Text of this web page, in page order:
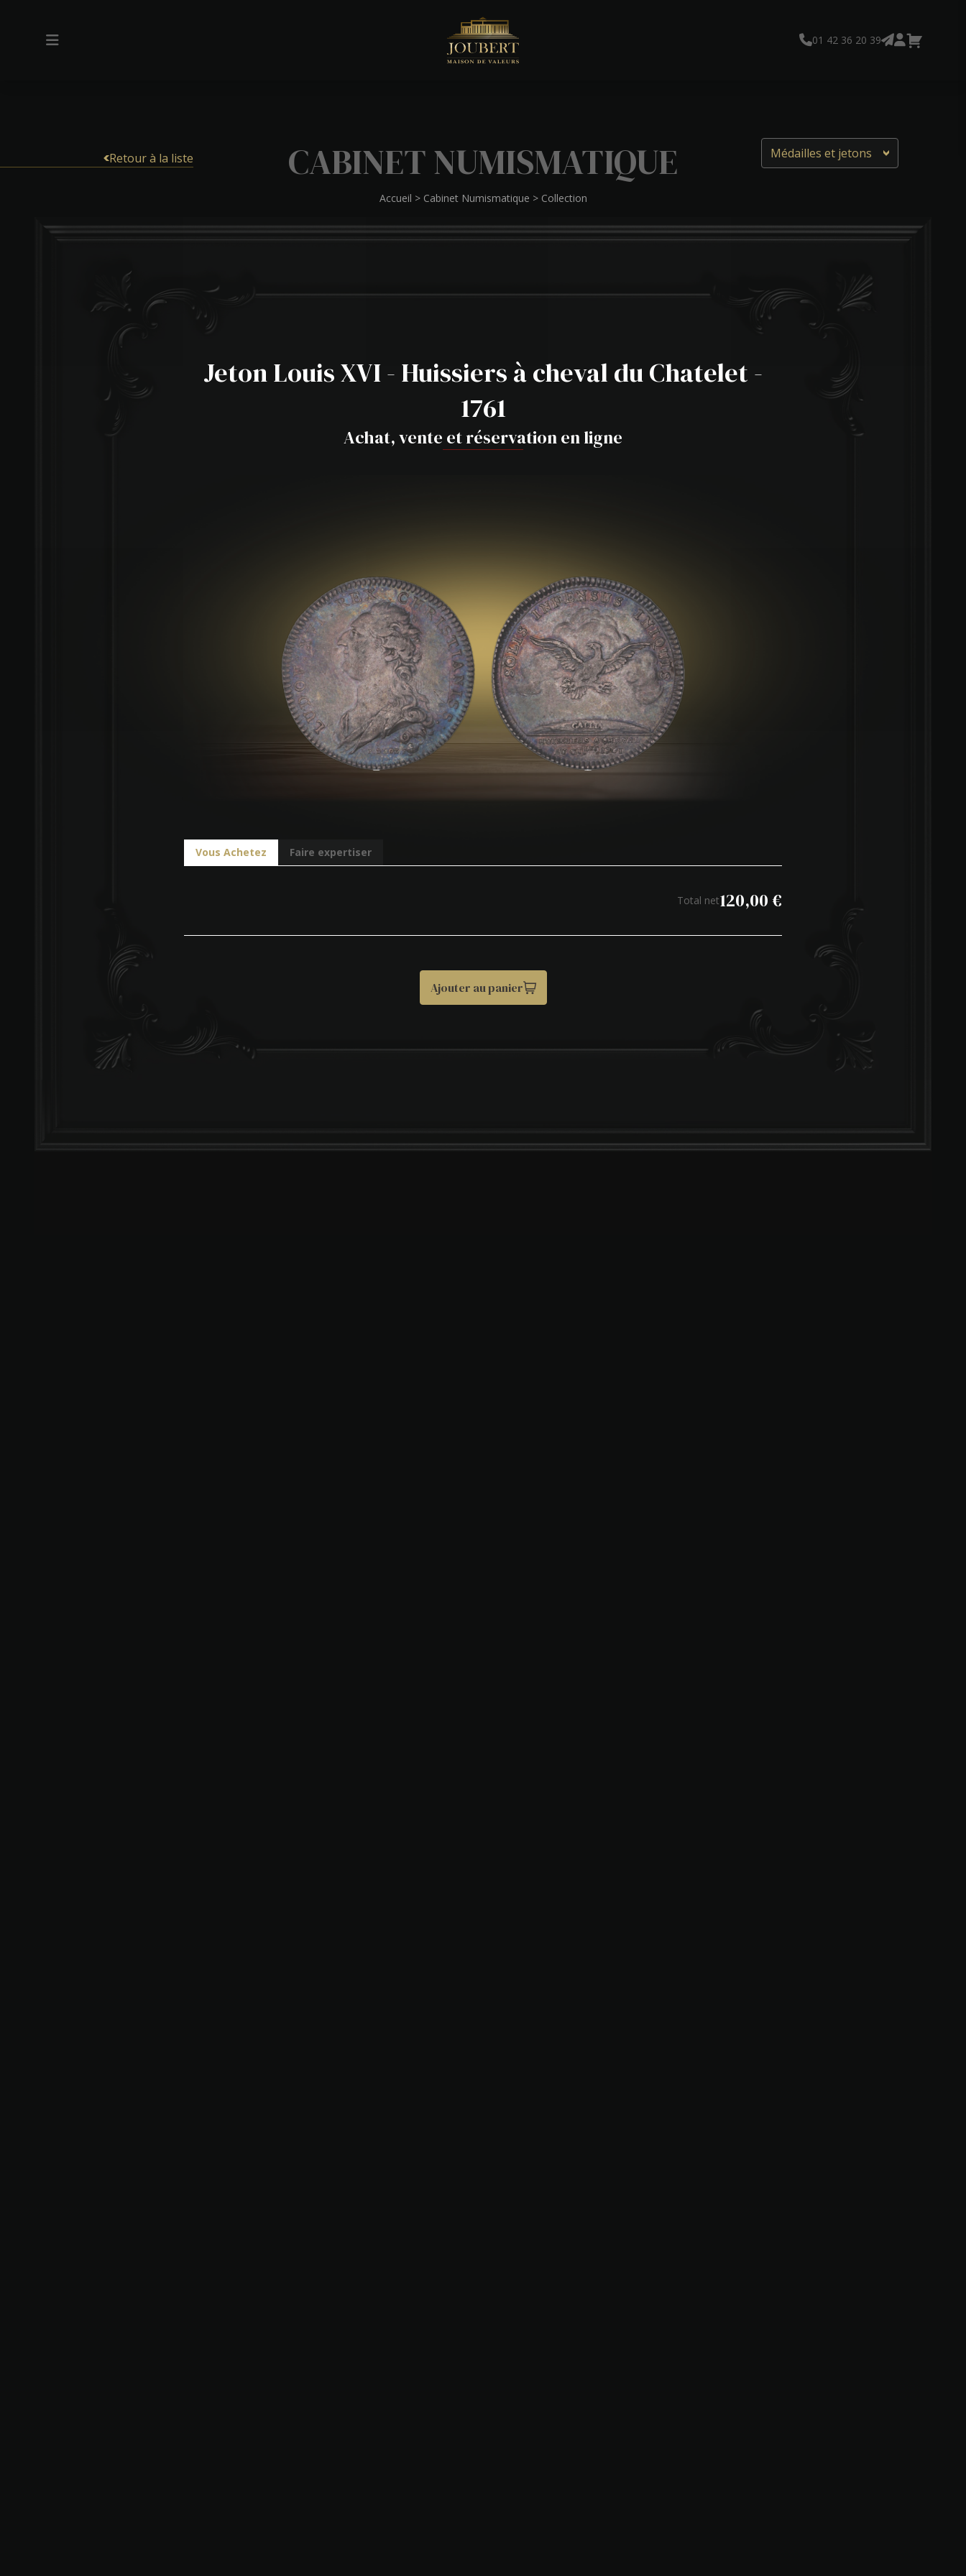
01 42 36 20 39
CABINET NUMISMATIQUE
Accueil > Cabinet Numismatique > Collection
Retour à la liste Médailles et jetons
Jeton Louis XVI - Huissiers à cheval du Chatelet -
1761
Achat, vente et réservation en ligne
Vous Achetez Faire expertiser
Total net120,00€
Ajouter au panier